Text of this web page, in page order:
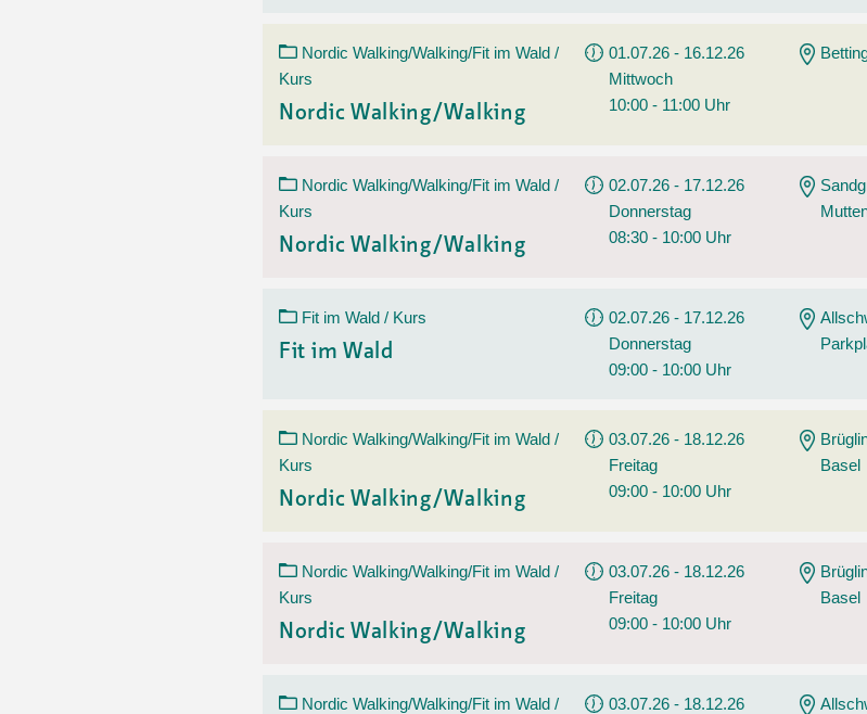
Nordic Walking/Walking/Fit im Wald /
Kurs
Nordic Walking/Walking
01.07.26 - 16.12.26
Mittwoch
10:00 - 11:00 Uhr
Nordic Walking/Walking/Fit im Wald /
Kurs
Nordic Walking/Walking
02.07.26 - 17.12.26
Donnerstag
08:30 - 10:00 Uhr
Fit im Wald / Kurs
Fit im Wald
02.07.26 - 17.12.26
Donnerstag
09:00 - 10:00 Uhr
Nordic Walking/Walking/Fit im Wald /
Kurs
Nordic Walking/Walking
03.07.26 - 18.12.26
Freitag
09:00 - 10:00 Uhr
Basel
Nordic Walking/Walking/Fit im Wald /
Kurs
Nordic Walking/Walking
03.07.26 - 18.12.26
Freitag
09:00 - 10:00 Uhr
Basel
Nordic Walking/Walking/Fit im Wald /
03.07.26 - 18.12.26